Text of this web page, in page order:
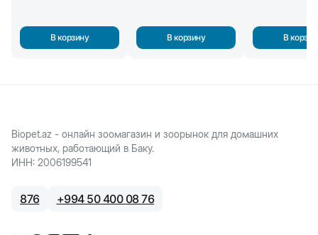
В корзину В корзину В
Biopet.az - онлайн зоомагазин и зоорынок для домашних
животных, работающий в Баку.
ИНН: 2006199541
876 +994 50 400 08 76